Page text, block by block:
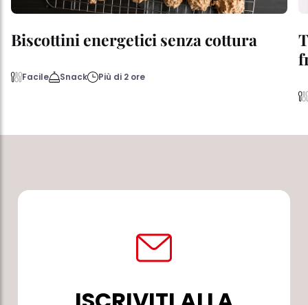
Biscottini energetici senza cottura
Facile Snack Più di 2 ore